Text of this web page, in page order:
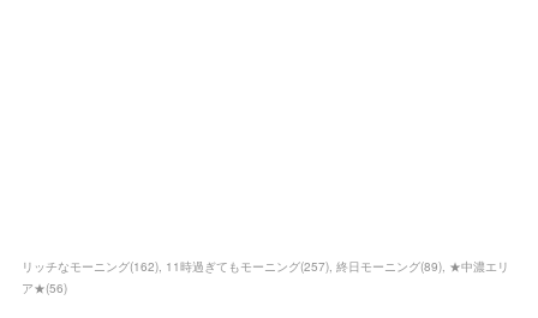
リッチなモーニング(162) 11時過ぎてもモーニング(257) 終日モーニング(89) ★中濃エリ
ア★(56)